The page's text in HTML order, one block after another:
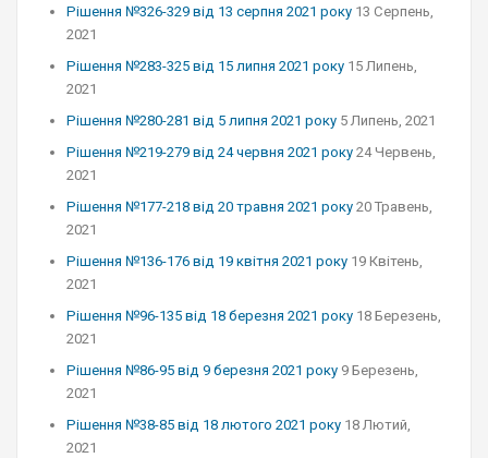
Рішення №326-329 від 13 серпня 2021 року 13 Серпень,
2021
Рішення №283-325 від 15 липня 2021 року 15 Липень,
2021
Рішення №280-281 від 5 липня 2021 року 5 Липень, 2021
Рішення №219-279 від 24 червня 2021 року 24 Червень,
2021
Рішення №177-218 від 20 травня 2021 року 20 Травень,
2021
Рішення №136-176 від 19 квітня 2021 року 19 Квітень,
2021
Рішення №96-135 від 18 березня 2021 року 18 Березень,
2021
Рішення №86-95 від 9 березня 2021 року 9 Березень,
2021
Рішення №38-85 від 18 лютого 2021 року 18 Лютий,
2021